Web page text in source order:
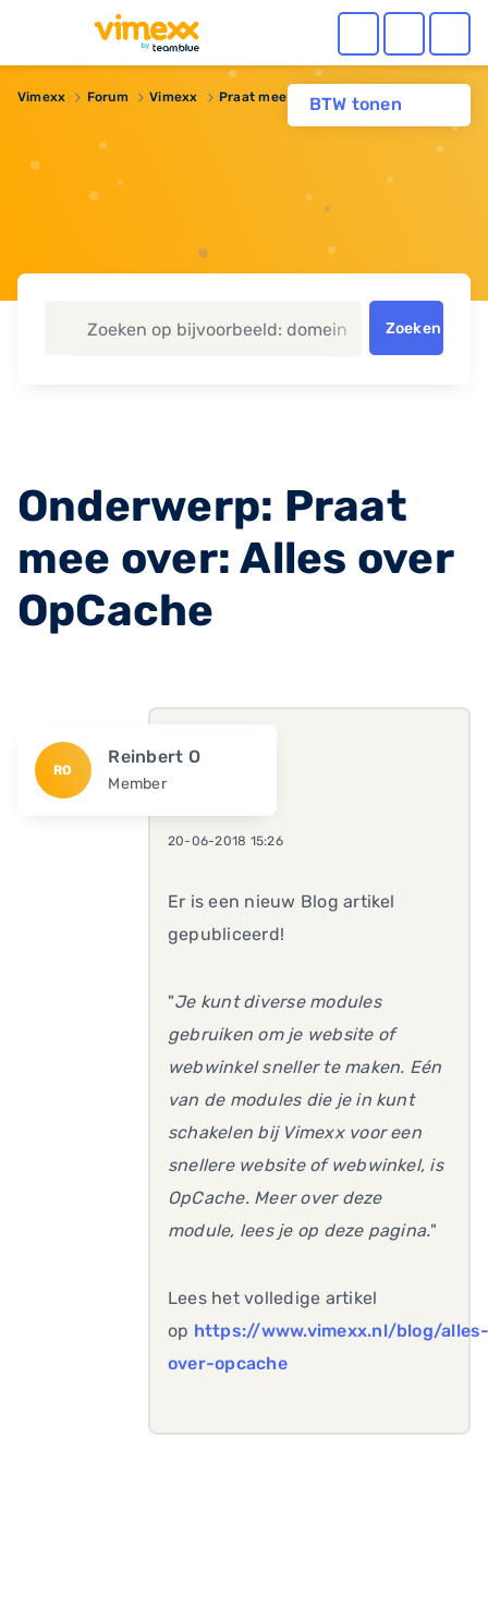
BTW tonen
Vimexx Forum Vimexx Praat mee over: Alles over OpCache
Zoeken
Onderwerp: Praat
mee over: Alles over
OpCache
RO
Reinbert O
Member
20-06-2018 15:26
Er is een nieuw Blog artikel
gepubliceerd!
"Je kunt diverse modules
gebruiken om je website of
webwinkel sneller te maken. Eén
van de modules die je in kunt
schakelen bij Vimexx voor een
snellere website of webwinkel, is
OpCache. Meer over deze
module, lees je op deze pagina."
Lees het volledige artikel
op https://www.vimexx.nl/blog/
over-opcache